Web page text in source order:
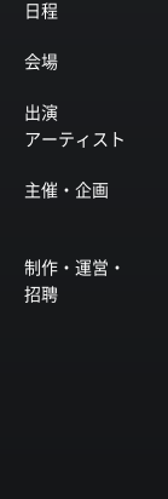
日程
会場
出演
アーティスト
主催・企画
制作・運営・
招聘